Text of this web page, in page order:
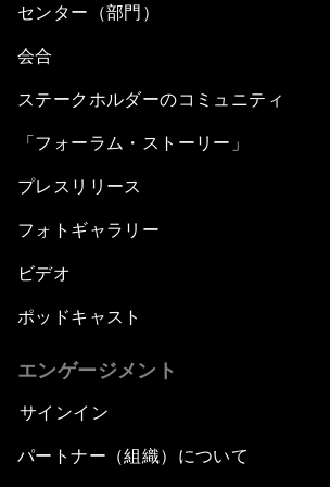
センター（部門）
会合
ステークホルダーのコミュニティ
「フォーラム・ストーリー」
プレスリリース
フォトギャラリー
ビデオ
ポッドキャスト
エンゲージメント
サインイン
パートナー（組織）について